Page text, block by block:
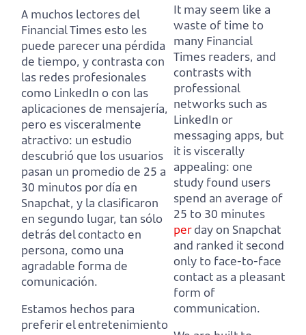
A muchos lectores del
Financial Times esto les
puede parecer una pérdida
de tiempo, y contrasta con
las redes profesionales
como LinkedIn o con las
aplicaciones de mensajería,
pero es visceralmente
atractivo: un estudio
descubrió que los usuarios
pasan un promedio de 25 a
30 minutos por día en
Snapchat, y la clasificaron
en segundo lugar, tan sólo
detrás del contacto en
persona, como una
agradable forma de
comunicación.
Estamos hechos para
preferir el entretenimiento
It may seem like a
waste of time to
many Financial
Times readers, and
contrasts with
professional
networks such as
LinkedIn or
messaging apps, but
it is viscerally
appealing: one
study found users
spend an average of
25 to 30 minutes
perday on Snapchat
and ranked it second
only to face-to-face
contact as a pleasant
form of
communication.